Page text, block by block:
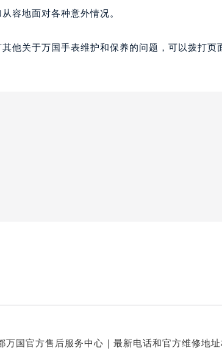
容地面对各种意外情况。
他关于万国手表维护和保养的问题，可以拨打页